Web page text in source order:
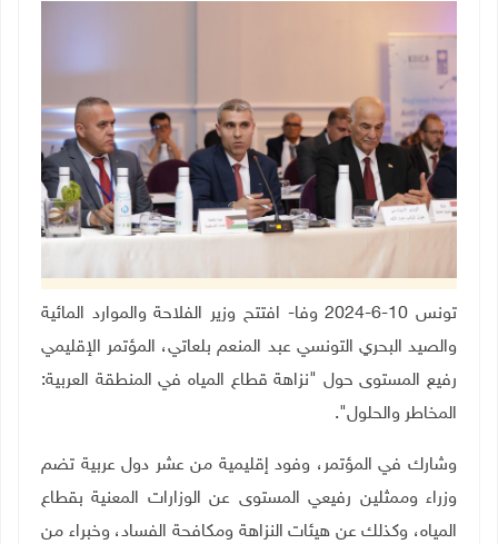
تونس 10-6-2024 وفا- افتتح وزير الفلاحة والموارد المائية
والصيد البحري التونسي عبد المنعم بلعاتي، المؤتمر الإقليمي
رفيع المستوى حول "نزاهة قطاع المياه في المنطقة العربية:
المخاطر والحلول".
وشارك في المؤتمر، وفود إقليمية من عشر دول عربية تضم
وزراء وممثلين رفيعي المستوى عن الوزارات المعنية بقطاع
المياه، وكذلك عن هيئات النزاهة ومكافحة الفساد، وخبراء من